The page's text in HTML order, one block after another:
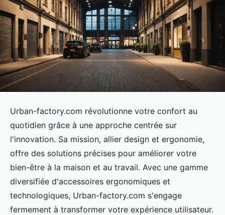
Urban-factory.com révolutionne votre confort au
quotidien grâce à une approche centrée sur
l'innovation. Sa mission, allier design et ergonomie,
offre des solutions précises pour améliorer votre
bien-être à la maison et au travail. Avec une gamme
diversifiée d'accessoires ergonomiques et
technologiques, Urban-factory.com s'engage
fermement à transformer votre expérience utilisateur.